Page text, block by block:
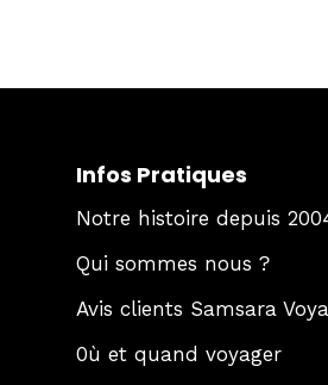
Infos Pratiques
Notre histoire depuis
Qui sommes nous ?
Avis clients Samsara
0ù et quand voyager